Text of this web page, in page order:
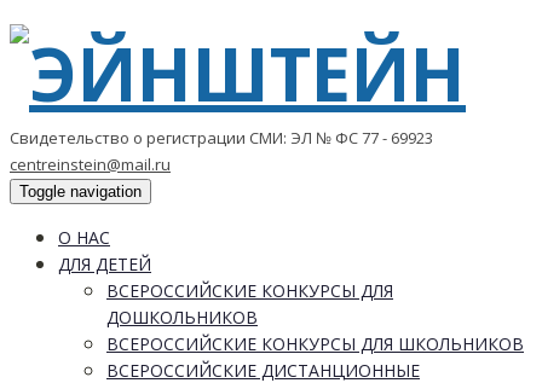
Свидетельство о регистрации СМИ: ЭЛ № ФС 77 - 69923
centreinstein@mail.ru
Toggle navigation
О НАС
ДЛЯ ДЕТЕЙ
ВСЕРОССИЙСКИЕ КОНКУРСЫ ДЛЯ
ДОШКОЛЬНИКОВ
ВСЕРОССИЙСКИЕ КОНКУРСЫ ДЛЯ ШКОЛЬНИКОВ
ВСЕРОССИЙСКИЕ ДИСТАНЦИОННЫЕ